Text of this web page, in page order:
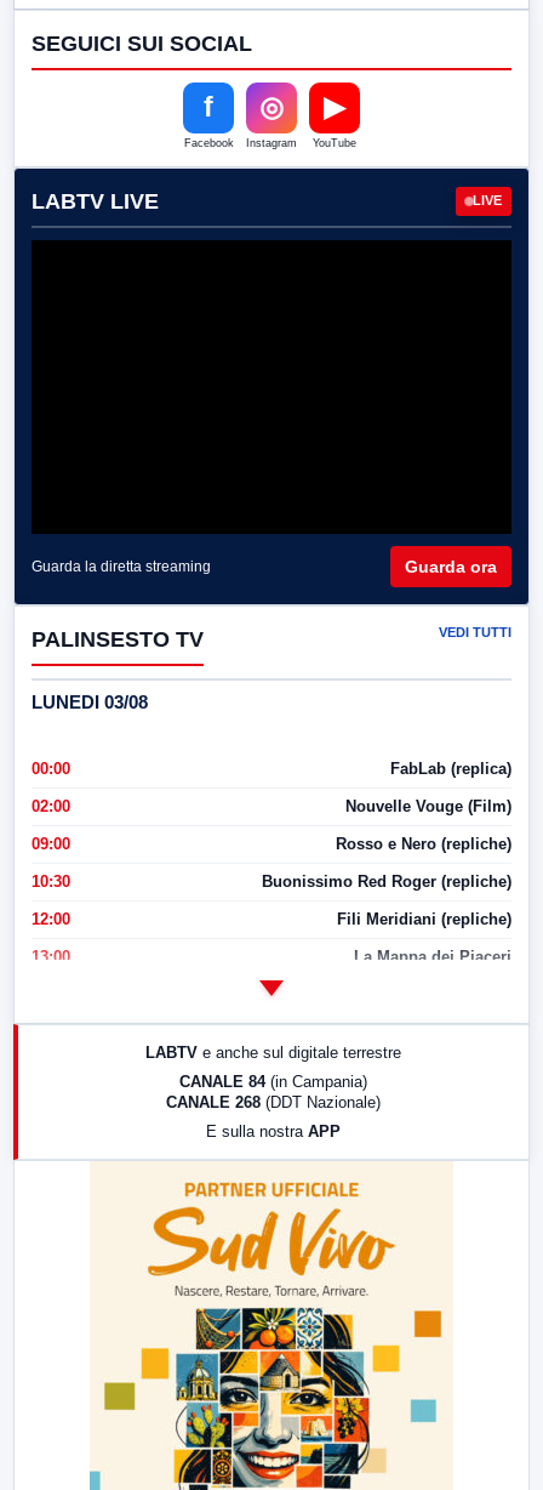
SEGUICI SUI SOCIAL
f
Facebook
◎
Instagram
▶
YouTube
LABTV LIVE LIVE
Guarda la diretta streaming Guarda ora
PALINSESTO TV VEDI TUTTI
LUNEDI 03/08
00:00 FabLab (replica)
02:00 Nouvelle Vouge (Film)
09:00 Rosso e Nero (repliche)
10:30 Buonissimo Red Roger (repliche)
12:00 Fili Meridiani (repliche)
13:00 La Mappa dei Piaceri
LABTV e anche sul digitale terrestre
CANALE 84 (in Campania)
CANALE 268 (DDT Nazionale)
E sulla nostra APP